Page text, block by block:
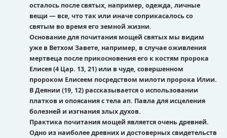
осталось после святых, например, одежда, личные
вещи — все, что так или иначе соприкасалось со
святым во время его земной жизни.
Основание для почитания мощей святых мы видим
уже в Ветхом Завете, например, в случае оживления
мертвеца после прикосновения его к костям пророка
Елисея (4 Цар. 13, 21) или в чуде, совершенном
пророком Елисеем посредством милоти пророка Илии.
В Деянии (19, 12) рассказывается о использовании
платков и опоясания с тела ап. Павла для исцеления
болезней и изгнания злых духов.
Практика почитания мощей является очень древней.
Одно из наиболее древних и достоверных свидетельств